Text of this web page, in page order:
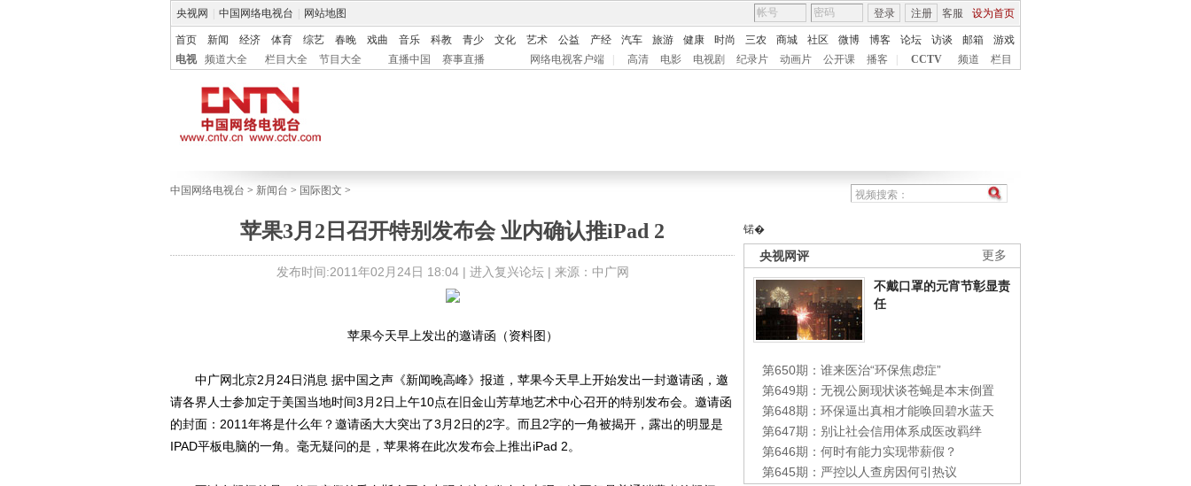
央视网 中国网络电视台 网站地图 客服 设为首页
登录 注册
首页 新闻 经济 体育 综艺 春晚 戏曲 音乐 科教 青少 文化 艺术 公益 产经 汽车 旅游 健康 时尚 三农 商城 社区 微博 博客 论坛 访谈 邮箱
游戏
电视
频道大全 栏目大全 节目大全 直播中国 赛事直播 网络电视客户端 高清 电影 电视剧 纪录片 动画片 公开课 播客 CCTV 频道 栏目
中国网络电视台 > 新闻台 > 国际图文 >
苹果3月2日召开特别发布会 业内确认推iPad 2
发布时间:2011年02月24日 18:04 | 进入复兴论坛| 来源：中广网
锘�
更多
央视网评
不戴口罩的元宵节彰显责
任
第650期：谁来医治“环保焦虑症”
第649期：无视公厕现状谈苍蝇是本末倒置
第648期：环保逼出真相才能唤回碧水蓝天
第647期：别让社会信用体系成医改羁绊
第646期：何时有能力实现带薪假？
第645期：严控以人查房因何引热议
苹果今天早上发出的邀请函（资料图）
中广网北京2月24日消息 据中国之声《新闻晚高峰》报道，苹果今天早上开始发出一封邀请函，邀
请各界人士参加定于美国当地时间3月2日上午10点在旧金山芳草地艺术中心召开的特别发布会。邀请函
的封面：2011年将是什么年？邀请函大大突出了3月2日的2字。而且2字的一角被揭开，露出的明显是
IPAD平板电脑的一角。毫无疑问的是，苹果将在此次发布会上推出iPad 2。